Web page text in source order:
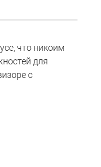
что никоим
для
с